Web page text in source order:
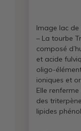
Image lac de
– La tourbe
composé
et acide
oligo-
ioniques et
Elle
des
lipides